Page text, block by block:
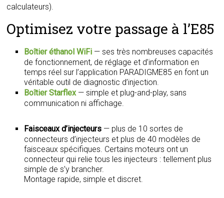
calculateurs).
Optimisez votre passage à l’E85
Boîtier éthanol WiFi — ses très nombreuses capacités
de fonctionnement, de réglage et d’information en
temps réel sur l’application PARADIGME85 en font un
véritable outil de diagnostic d’injection.
Boîtier Starflex— simple et plug-and-play, sans
communication ni affichage.
Faisceaux d’injecteurs — plus de 10 sortes de
connecteurs d’injecteurs et plus de 40 modèles de
faisceaux spécifiques. Certains moteurs ont un
connecteur qui relie tous les injecteurs : tellement plus
simple de s’y brancher.
Montage rapide, simple et discret.